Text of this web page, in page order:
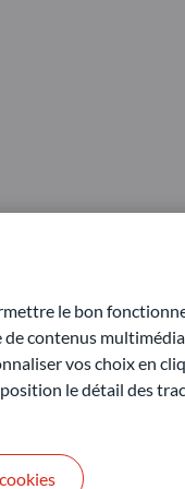
grâce à une
Après
Tous, enseigne
de deux advisors,
d’apporter une
Elle bénéficie par
le bon
contenus
vos choix en
le détail des